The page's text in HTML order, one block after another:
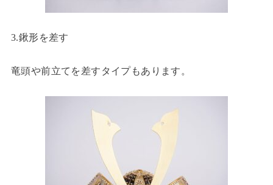
3.鍬形を差す
竜頭や前立てを差すタイプもあります。